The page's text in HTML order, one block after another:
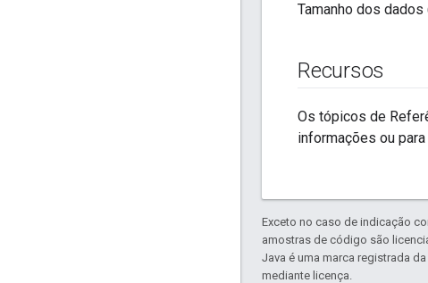
Tamanho dos
Recursos
Os tópicos de
informações ou
Exceto no caso de indicação
amostras de código são
Java é uma marca registrada
mediante licença.